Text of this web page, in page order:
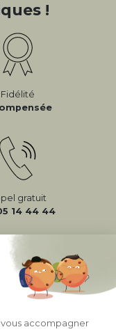
!
Fidélité
gratuit
14 44 44